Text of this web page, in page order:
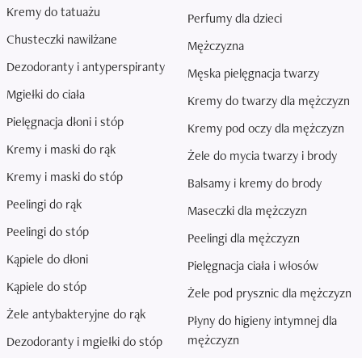
Kremy do tatuażu
Chusteczki nawilżane
Dezodoranty i antyperspiranty
Mgiełki do ciała
Pielęgnacja dłoni i stóp
Kremy i maski do rąk
Kremy i maski do stóp
Peelingi do rąk
Peelingi do stóp
Kąpiele do dłoni
Kąpiele do stóp
Żele antybakteryjne do rąk
Dezodoranty i mgiełki do stóp
Perfumy dla dzieci
Mężczyzna
Męska pielęgnacja twarzy
Kremy do twarzy dla mężczyzn
Kremy pod oczy dla mężczyzn
Żele do mycia twarzy i brody
Balsamy i kremy do brody
Maseczki dla mężczyzn
Peelingi dla mężczyzn
Pielęgnacja ciała i włosów
Żele pod prysznic dla mężczyzn
Płyny do higieny intymnej dla
mężczyzn